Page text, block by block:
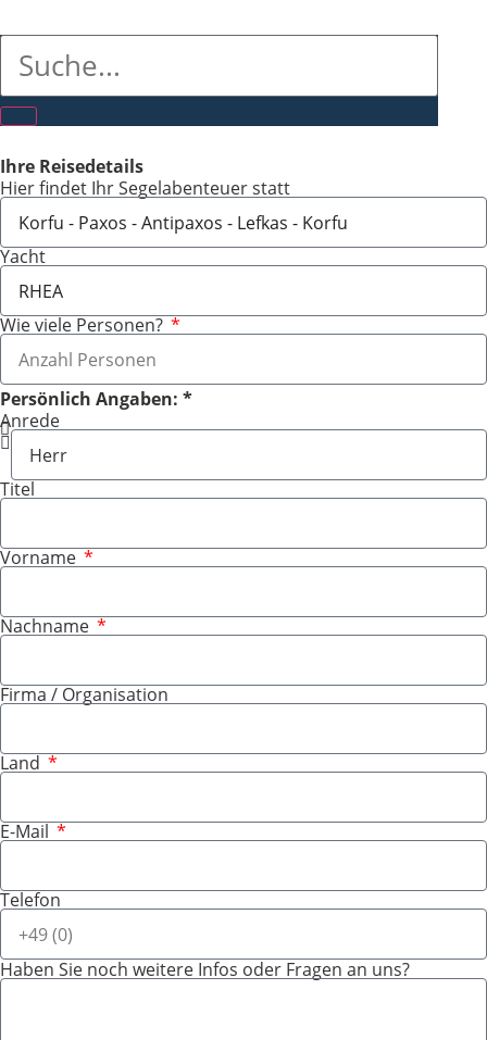
Ihre Reisedetails
Hier findet Ihr Segelabenteuer statt
Yacht
Wie viele Personen?
Persönlich Angaben: *
Anrede
Titel
Vorname
Nachname
Firma / Organisation
Land
E-Mail
Telefon
Haben Sie noch weitere Infos oder Fragen an uns?